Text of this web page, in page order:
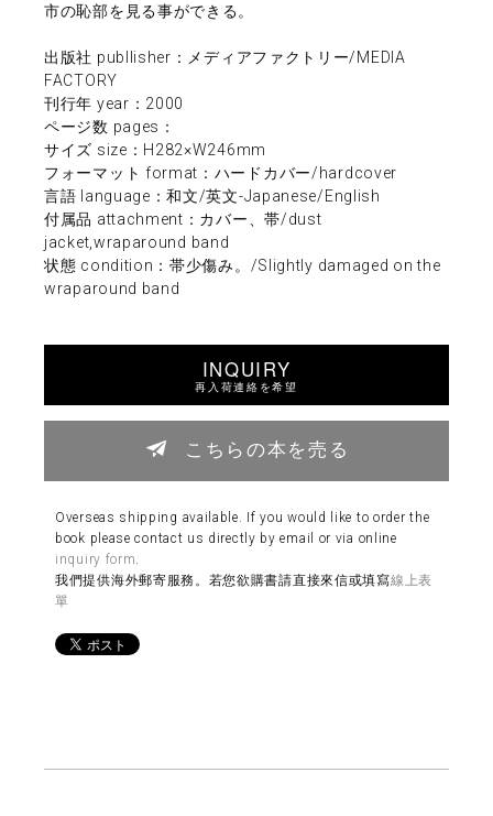
市の恥部を見る事ができる。
出版社 publlisher：メディアファクトリー/MEDIA
FACTORY
刊行年 year：2000
ページ数 pages：
サイズ size：H282×W246mm
フォーマット format：ハードカバー/hardcover
言語 language：和文/英文-Japanese/English
付属品 attachment：カバー、帯/dust
jacket,wraparound band
状態 condition：帯少傷み。/Slightly damaged on the
wraparound band
INQUIRY
再入荷連絡を希望
こちらの本を売る
Overseas shipping available. If you would like to order the
book please contact us directly by email or via online
inquiry form
我們提供海外郵寄服務。若您欲購書請直接來信或填寫線上表
單